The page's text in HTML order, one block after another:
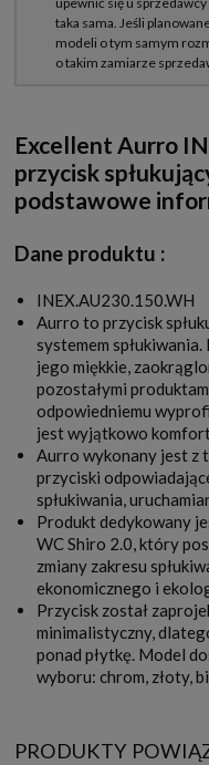
Excellent Aurro
przycisk
podstawowe
Dane produktu :
INEX.AU230.150.WH
Aurro to przycisk
systemem
jego miękkie,
pozostałymi
odpowiedniemu
jest wyjątkowo
Aurro wykonany jest z
przyciski
spłukiwania,
Produkt dedykowany
WC Shiro 2.0, który
zmiany zakresu
ekonomicznego i
Przycisk został
minimalistyczny,
ponad płytkę. Model
wyboru: chrom, złoty,
PRODUKTY